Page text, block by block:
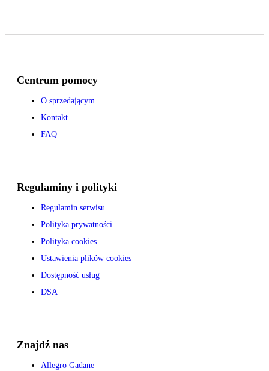
Centrum pomocy
O sprzedającym
Kontakt
FAQ
Regulaminy i polityki
Regulamin serwisu
Polityka prywatności
Polityka cookies
Ustawienia plików cookies
Dostępność usług
DSA
Znajdź nas
Allegro Gadane